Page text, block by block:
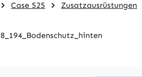
Case 525 Zusatzausrüstungen